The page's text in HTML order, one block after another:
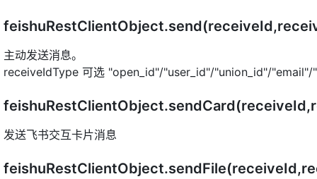
主动发送消息。
receiveIdType 可选 "open_id"/"user_id"/"union_id"/"email"/
发送飞书交互卡片消息